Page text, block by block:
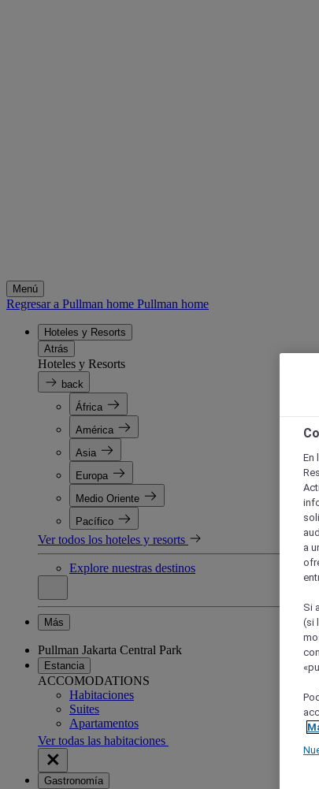
Menú
Regresar a Pullman home Pullman home
Hoteles y Resorts
Atrás
Hoteles y Resorts
back
África
América
Asia
Europa
Medio Oriente
Pacífico
Ver todos los hoteles y resorts
Explore nuestras destinos
Más
Pullman Jakarta Central Park
Estancia
ACCOMODATIONS
Habitaciones
Suites
Apartamentos
Ver todas las habitaciones
Gastronomía
En
a
Si
(si